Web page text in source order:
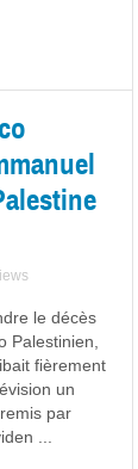
le décès
Palestinien,
fièrement
un
par
...